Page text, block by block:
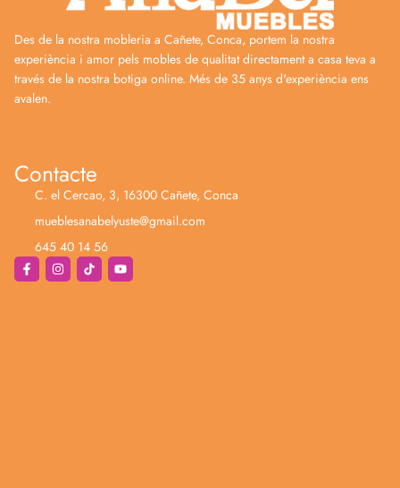
Des de la nostra mobleria a Cañete, Conca, portem la nostra
experiència i amor pels mobles de qualitat directament a casa teva a
través de la nostra botiga online. Més de 35 anys d'experiència ens
avalen.
Contacte
C. el Cercao, 3, 16300 Cañete, Conca
mueblesanabelyuste@gmail.com
645 40 14 56